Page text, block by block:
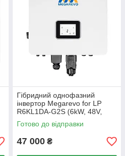
Гібридний однофазний
інвертор Megarevo for LP
R6KL1DA-G2S (6kW, 48V,
LCD дисплей, GEN порт)
Готово до відправки
47 000 ₴